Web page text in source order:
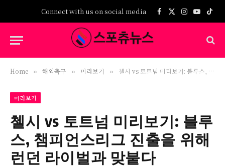
Connect with us on social media Facebook
X
Instagram
Home » 해외축구 » 미리보기 » 첼시 vs 토트넘 미리보기: 블루스, 챔피언스리그 진출을 위해 런던 라이벌과 맞붙다
미리보기
첼시 vs 토트넘 미리보기: 블루
스, 챔피언스리그 진출을 위해
런던 라이벌과 맞붙다